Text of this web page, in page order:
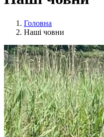
Головна
Наші човни